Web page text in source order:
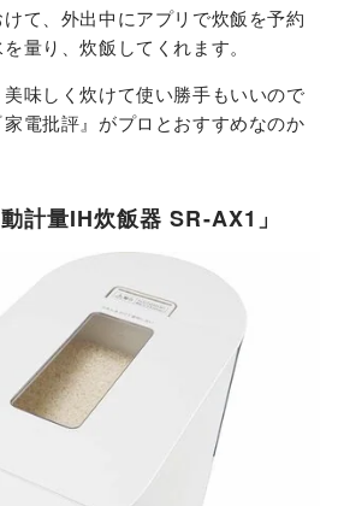
て、外出中にアプリで炊飯を予約
量り、炊飯してくれます。
味しく炊けて使い勝手もいいので
電批評』がプロとおすすめなのか
計量IH炊飯器 SR-AX1」